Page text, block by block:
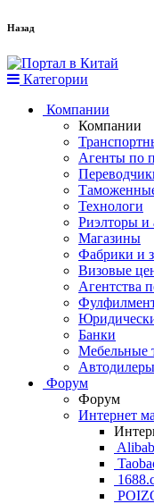
Назад
Категории
Компании
Компании
Агенты по
Технологи
Риэлторы и
Магазины
Фабрики и
Визовые
Агентства
Банки
Мебельные
Автодилеры
Форум
Форум
Интернет